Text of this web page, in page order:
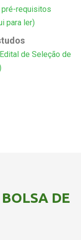
pré-requisitos
para ler)
Edital de Seleção de
DE